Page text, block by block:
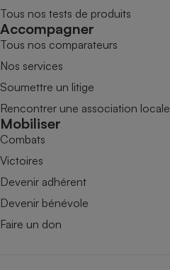
Tous nos tests de produits
Accompagner
Tous nos comparateurs
Nos services
Soumettre un litige
Rencontrer une association locale
Mobiliser
Combats
Victoires
Devenir adhérent
Devenir bénévole
Faire un don